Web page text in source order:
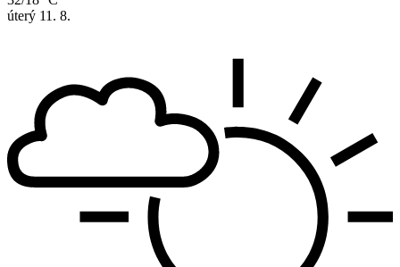
úterý 11. 8.